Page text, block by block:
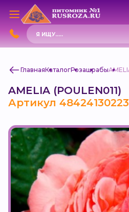
Поиск
товаров
ГлавнаяКаталогРозашрабы
AMELIA (POULEN011)
Артикул 48424130223